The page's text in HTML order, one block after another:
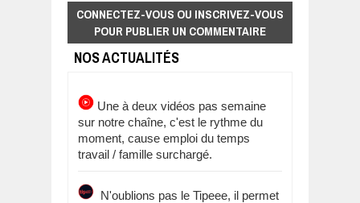
CONNECTEZ-VOUS OU INSCRIVEZ-VOUS
POUR PUBLIER UN COMMENTAIRE
NOS ACTUALITÉS
Une à deux vidéos pas semaine
sur notre chaîne, c'est le rythme du
moment, cause emploi du temps
travail / famille surchargé.
N'oublions pas le Tipeee, il permet